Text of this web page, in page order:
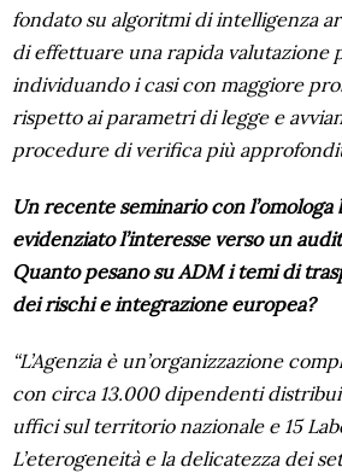
fondato su algoritmi di intelligenza
di effettuare una rapida valutazione
individuando i casi con maggiore
rispetto ai parametri di legge e
procedure di verifica più
Un recente seminario con l’omologa
evidenziato l’interesse verso un
Quanto pesano su ADM i temi di
dei rischi e integrazione europea?
“L’Agenzia è un’organizzazione
con circa 13.000 dipendenti
uffici sul territorio nazionale e 15
L’eterogeneità e la delicatezza dei